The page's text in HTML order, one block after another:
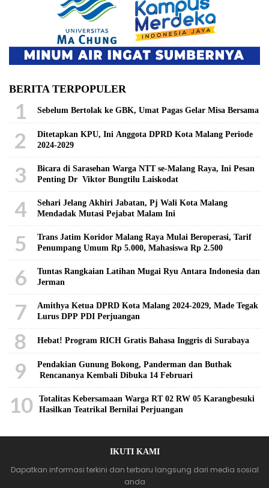
BERITA TERPOPULER
1 Sebelum Bertolak ke GBK, Umat Pagas Gelar Misa Bersama
2
Ditetapkan KPU, Ini Anggota DPRD Kota Malang Periode
2024-2029
3
Bicara di Sarasehan Warga NTT se-Malang Raya, Ini Pesan
Penting Dr Viktor Bungtilu Laiskodat
4
Sehari Jelang Akhiri Jabatan, Pj Wali Kota Malang
Mendadak Mutasi Pejabat Malam Ini
5
Trans Jatim Koridor Malang Raya Mulai Beroperasi, Tarif
Penumpang Umum Rp 5.000, Mahasiswa Rp 2.500
6
Tuntas Rangkaian Latihan Mugai Ryu Antara Indonesia dan
Jerman
7
Amithya Ketua DPRD Kota Malang 2024-2029, Made Tegak
Lurus DPP PDI Perjuangan
8 Hebat! Program RICH Gratis Bahasa Inggris di Surabaya
9
Pendakian Gunung Bokong, Panderman dan Buthak
Rencananya Kembali Dibuka 14 Februari
10
Totalitas Kebersamaan Warga RT 02 RW 05 Karangbesuki
Hasilkan Teatrikal Bernilai Perjuangan
IKUTI KAMI
Dapatkan informasi terkini dan terbaru langsung dari media sosial
anda